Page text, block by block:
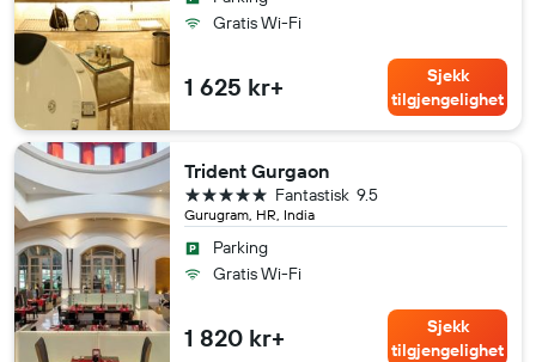
Gratis Wi-Fi
1 625 kr+
Sjekk
tilgjengelighet
Trident Gurgaon
Gurugram, HR, India
9.5
Fantastisk
5 stjerner
Parking
Gratis Wi-Fi
1 820 kr+
Sjekk
tilgjengelighet